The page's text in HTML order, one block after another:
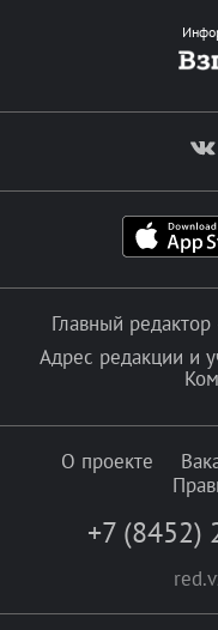
Главный
Адрес редакции и
О проекте
+7 (8452)